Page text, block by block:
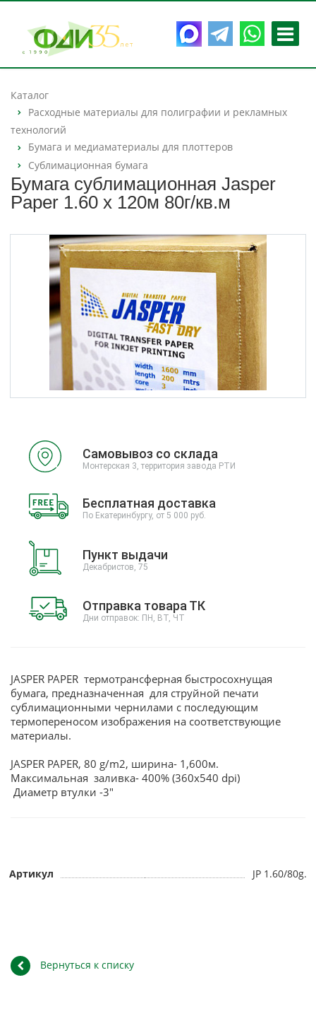
Каталог
Расходные материалы для полиграфии и рекламных
технологий
Бумага и медиаматериалы для плоттеров
Сублимационная бумага
Бумага сублимационная Jasper
Paper 1.60 х 120м 80г/кв.м
Самовывоз со склада
Монтерская 3, территория завода РТИ
Бесплатная доставка
По Екатеринбургу, от 5 000 руб.
Пункт выдачи
Декабристов, 75
Отправка товара ТК
Дни отправок: ПН, ВТ, ЧТ
JASPER PAPER термотрансферная быстросохнущая
бумага, предназначенная для струйной печати
сублимационными чернилами с последующим
термопереносом изображения на соответствующие
материалы.
JASPER PAPER, 80 g/m2, ширина- 1,600м.
Максимальная заливка- 400% (360х540 dpi)
Диаметр втулки -3"
Артикул JP 1.60/80g.
Вернуться к списку